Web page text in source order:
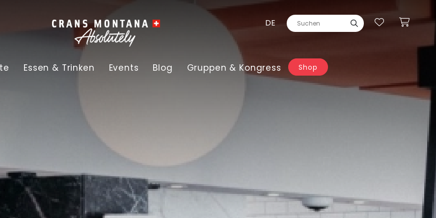
DE
Essen & Trinken Events Blog Gruppen & Kongress Shop